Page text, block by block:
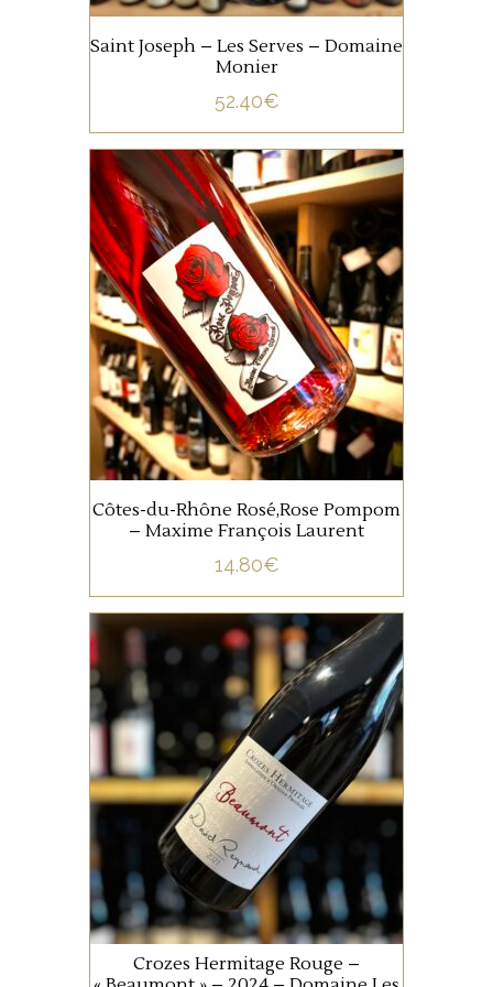
Saint Joseph – Les Serves – Domaine
Monier
52.40€
VALLÉE DU RHÔNE
Rose Pompon donne envie
de passer à table, c’est un
rosé qui possède une jolie
matière, avec des nuances
fruitées et épicées.
AJOUTER AU PANIER
Côtes-du-Rhône Rosé,Rose Pompom
– Maxime François Laurent
14.80€
VALLÉE DU RHÔNE
Rouge intense aux reflets
violacés où l’on retrouve les
caractères typiques de la
Syrah, sur des notes de
cassis, de violette, de fruits
noirs, de cuir et d’épices.
Vendange et tri manuel sur
pieds et sur table de tri
égrappage à 100 %.
AJOUTER AU PANIER
Crozes Hermitage Rouge –